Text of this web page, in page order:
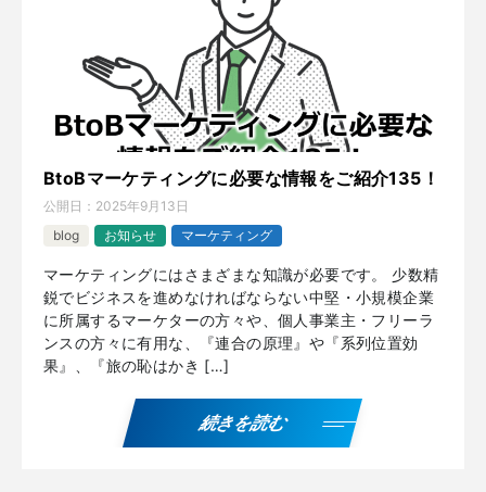
BtoBマーケティングに必要な情報をご紹介135！
公開日： 2025年9月13日
blog
お知らせ マーケティング
マーケティングにはさまざまな知識が必要です。 少数精
鋭でビジネスを進めなければならない中堅・小規模企業
に所属するマーケターの方々や、個人事業主・フリーラ
ンスの方々に有用な、『連合の原理』や『系列位置効
果』、『旅の恥はかき […]
続きを読む